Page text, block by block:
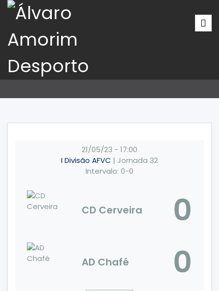
21/05/23 - 17:00
I Divisão AFVC | Jornada 32
Intervalo: 0-0
CD Cerveira 0
AD Chafé 0